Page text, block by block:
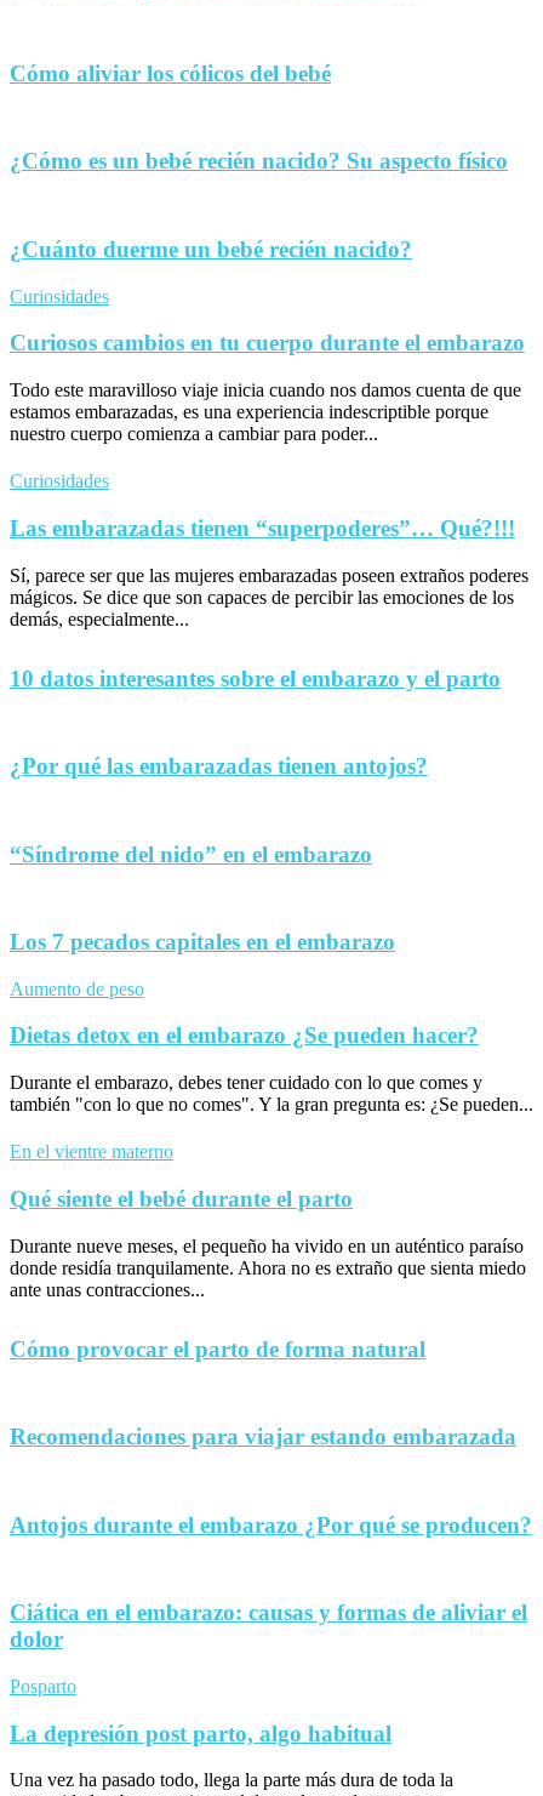
Cómo aliviar los cólicos del bebé
¿Cómo es un bebé recién nacido? Su aspecto físico
¿Cuánto duerme un bebé recién nacido?
Curiosidades
Curiosos cambios en tu cuerpo durante el embarazo
Todo este maravilloso viaje inicia cuando nos damos cuenta de que
estamos embarazadas, es una experiencia indescriptible porque
nuestro cuerpo comienza a cambiar para poder...
Curiosidades
Las embarazadas tienen “superpoderes”… Qué?!!!
Sí, parece ser que las mujeres embarazadas poseen extraños poderes
mágicos. Se dice que son capaces de percibir las emociones de los
demás, especialmente...
10 datos interesantes sobre el embarazo y el parto
¿Por qué las embarazadas tienen antojos?
“Síndrome del nido” en el embarazo
Los 7 pecados capitales en el embarazo
Aumento de peso
Dietas detox en el embarazo ¿Se pueden hacer?
Durante el embarazo, debes tener cuidado con lo que comes y
también "con lo que no comes". Y la gran pregunta es: ¿Se pueden...
En el vientre materno
Qué siente el bebé durante el parto
Durante nueve meses, el pequeño ha vivido en un auténtico paraíso
donde residía tranquilamente. Ahora no es extraño que sienta miedo
ante unas contracciones...
Cómo provocar el parto de forma natural
Recomendaciones para viajar estando embarazada
Antojos durante el embarazo ¿Por qué se producen?
Ciática en el embarazo: causas y formas de aliviar el
dolor
Posparto
La depresión post parto, algo habitual
Una vez ha pasado todo, llega la parte más dura de toda la